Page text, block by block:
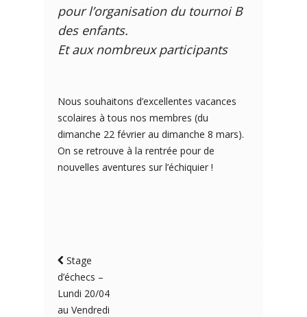
pour l’organisation du tournoi B
des enfants.
Et aux nombreux participants
Nous souhaitons d’excellentes vacances
scolaires à tous nos membres (du
dimanche 22 février au dimanche 8 mars).
On se retrouve à la rentrée pour de
nouvelles aventures sur l’échiquier !
Stage
d’échecs –
Lundi 20/04
au Vendredi